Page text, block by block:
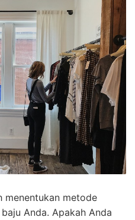
menentukan metode
Anda. Apakah Anda